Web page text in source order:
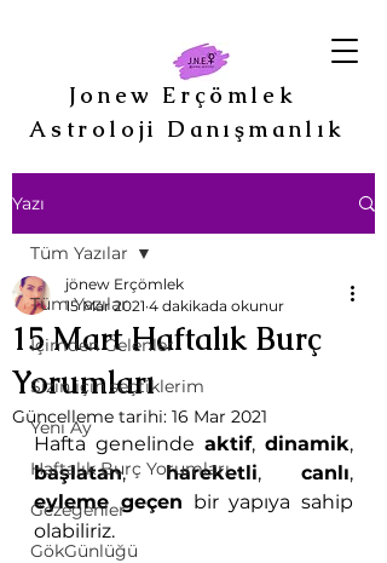
Jonew Erçömlek
Astroloji Danışmanlık
Yazı
Tüm Yazılar
İçimden Gelenler
Sizin için seçtiklerim
Yeni Ay
Haftalık Burç Yorumları
Gezegenler
GökGünlüğü
Tüm Yazılar
15 Mart Haftalık Burç
Yorumları
jönew Erçömlek
15 Mar 2021 4 dakikada okunur
Güncelleme tarihi: 16 Mar 2021
Hafta genelinde aktif, dinamik
başlatan, hareketli, canlı
eyleme geçen bir yapıya sahip
olabiliriz.